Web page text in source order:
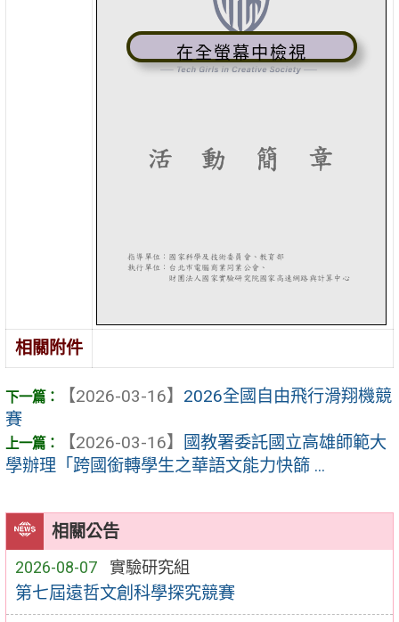
相關公告
2026-08-07 實驗研究組
第七屆遠哲文創科學探究競賽
在全螢幕中檢視
相關附件
【2026-03-16】 2026全國自由飛行滑翔機競
賽
【2026-03-16】
國教署委託國立高雄師範大
學辦理「跨國銜轉學生之華語文能力快篩 ...